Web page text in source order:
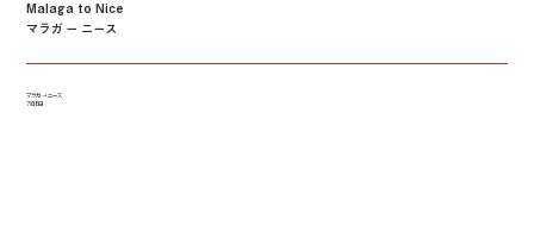
Malaga to Nice
マラガ ー ニース
マラガ → ニース
7泊8日